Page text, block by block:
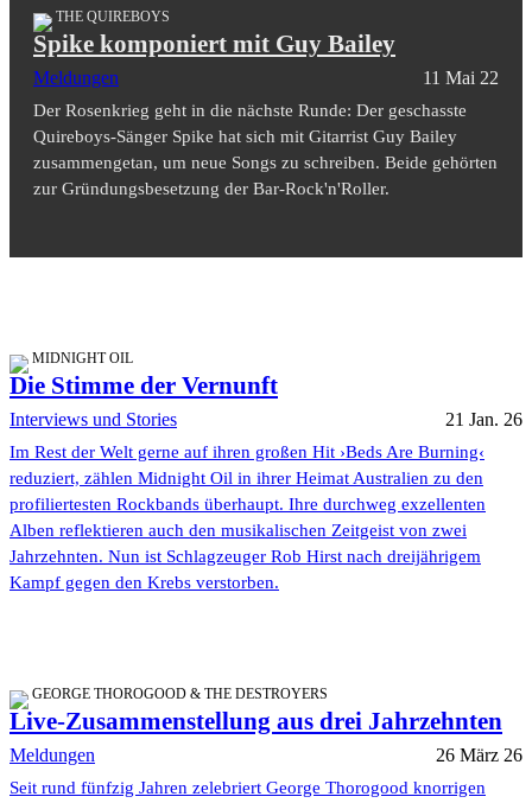
THE QUIREBOYS
Spike komponiert mit Guy Bailey
Meldungen 11 Mai 22
Der Rosenkrieg geht in die nächste Runde: Der geschasste
Quireboys-Sänger Spike hat sich mit Gitarrist Guy Bailey
zusammengetan, um neue Songs zu schreiben. Beide gehörten
zur Gründungsbesetzung der Bar-Rock'n'Roller.
MIDNIGHT OIL
Die Stimme der Vernunft
Interviews und Stories 21 Jan. 26
Im Rest der Welt gerne auf ihren großen Hit ›Beds Are Burning‹
reduziert, zählen Midnight Oil in ihrer Heimat Australien zu den
profiliertesten Rockbands überhaupt. Ihre durchweg exzellenten
Alben reflektieren auch den musikalischen Zeitgeist von zwei
Jahrzehnten. Nun ist Schlagzeuger Rob Hirst nach dreijährigem
Kampf gegen den Krebs verstorben.
GEORGE THOROGOOD & THE DESTROYERS
Live-Zusammenstellung aus drei Jahrzehnten
Meldungen 26 März 26
Seit rund fünfzig Jahren zelebriert George Thorogood knorrigen